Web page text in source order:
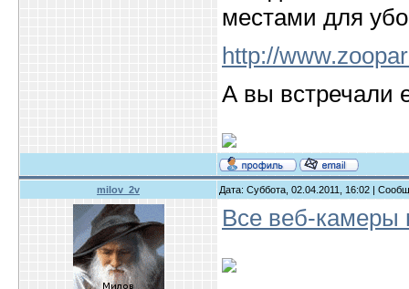
местами для
http://
А вы встречали
milov_2v Дата: Суббота, 02.04.2011, 16:02 |
Все веб-камеры